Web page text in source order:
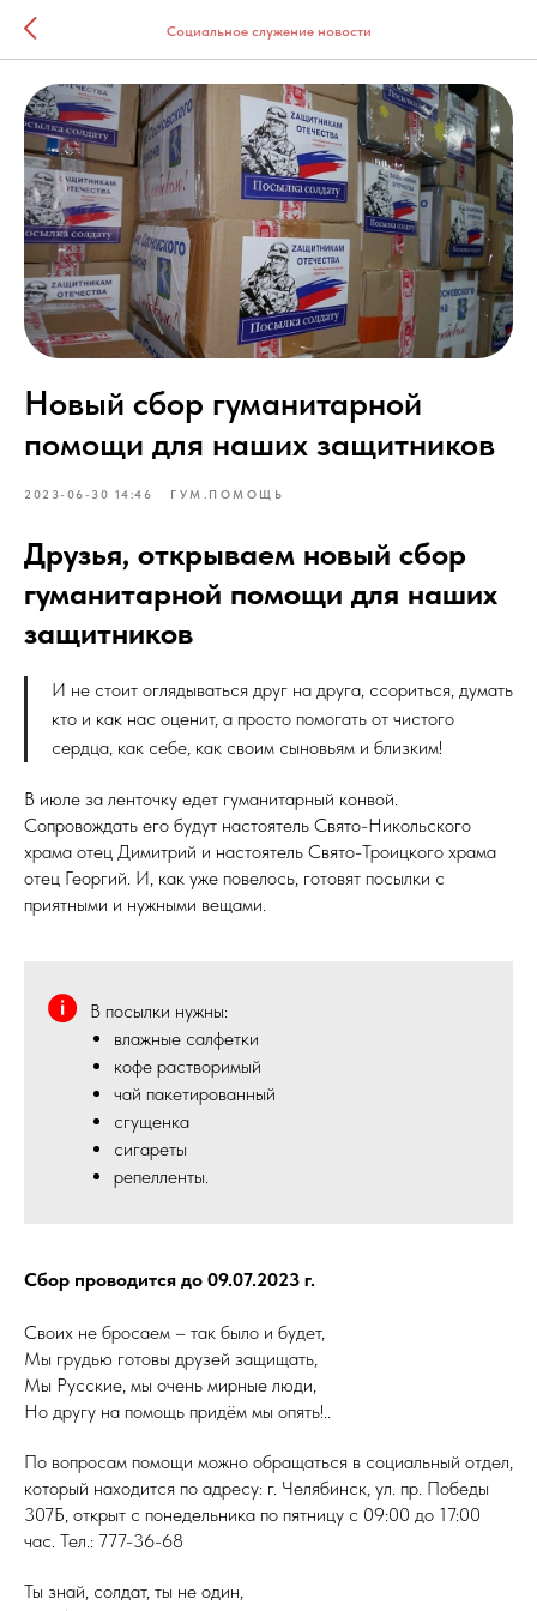
Социальное служение новости
Новый сбор гуманитарной
помощи для наших защитников
2023-06-30 14:46 ГУМ.ПОМОЩЬ
Друзья, открываем новый сбор
гуманитарной помощи для наших
защитников
И не стоит оглядываться друг на друга, ссориться, думать
кто и как нас оценит, а просто помогать от чистого
сердца, как себе, как своим сыновьям и близким!
В июле за ленточку едет гуманитарный конвой.
Сопровождать его будут настоятель Свято-Никольского
храма отец Димитрий и настоятель Свято-Троицкого храма
отец Георгий. И, как уже повелось, готовят посылки с
приятными и нужными вещами.
В посылки нужны:
влажные салфетки
кофе растворимый
чай пакетированный
сгущенка
сигареты
репелленты.
Сбор проводится до 09.07.2023 г.
Своих не бросаем – так было и будет,
Мы грудью готовы друзей защищать,
Мы Русские, мы очень мирные люди,
Но другу на помощь придём мы опять!..
По вопросам помощи можно обращаться в социальный отдел,
который находится по адресу: г. Челябинск, ул. пр. Победы
307Б, открыт с понедельника по пятницу с 09:00 до 17:00
час. Тел.: 777-36-68
Ты знай, солдат, ты не один,